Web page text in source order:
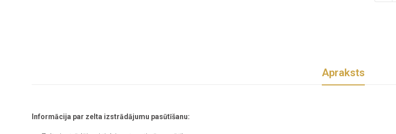
Apraksts
Informācija par zelta izstrādājumu pasūtīšanu: